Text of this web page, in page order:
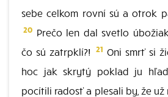
sebe celkom rovní sú a otrok
20 Prečo len dal svetlo
čo sú zatrpklí?! 21 Oni smrť si
hoc jak skrytý poklad ju
pocítili radosť a plesali by, že už